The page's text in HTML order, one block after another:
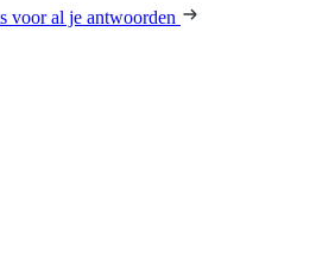
voor al je antwoorden